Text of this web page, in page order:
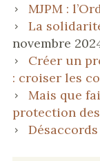
MJPM :
La
novembre
Créer un
: croiser les
Mais que
protection